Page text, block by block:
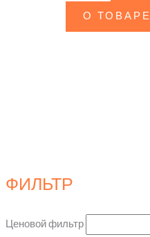
ФИЛЬТР
Ценовой фильтр
О ТОВАРЕ